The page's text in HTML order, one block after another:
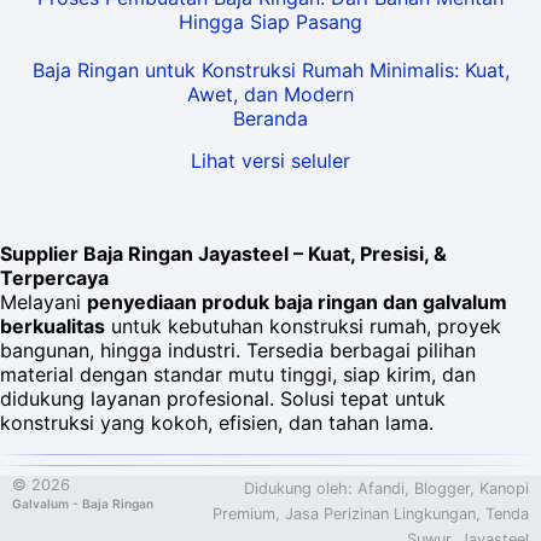
Hingga Siap Pasang
Baja Ringan untuk Konstruksi Rumah Minimalis: Kuat,
Awet, dan Modern
Beranda
Lihat versi seluler
Supplier Baja Ringan Jayasteel – Kuat, Presisi, &
Terpercaya
Melayani penyediaan produk baja ringan dan galvalum
berkualitas untuk kebutuhan konstruksi rumah, proyek
bangunan, hingga industri. Tersedia berbagai pilihan
material dengan standar mutu tinggi, siap kirim, dan
didukung layanan profesional. Solusi tepat untuk
konstruksi yang kokoh, efisien, dan tahan lama.
© 2026
Galvalum - Baja Ringan
Didukung oleh: Afandi Blogger, Kanopi
Premium, Jasa Perizinan Lingkungan, Tenda